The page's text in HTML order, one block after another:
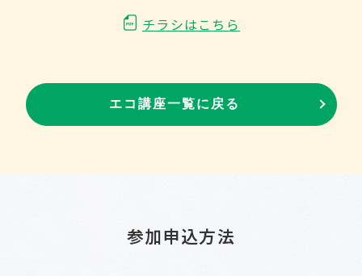
チラシはこちら
エコ講座一覧に戻る
参加申込方法